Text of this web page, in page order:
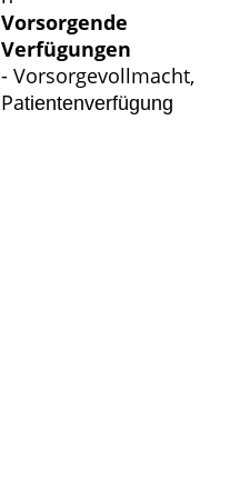
Vorsorgende
Verfügungen
- Vorsorgevollmacht,
Patientenverfügung